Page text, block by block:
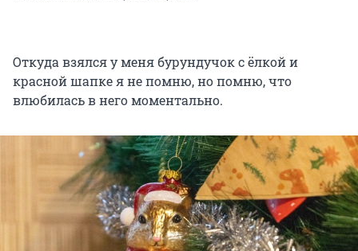
Откуда взялся у меня бурундучок с ёлкой и
красной шапке я не помню, но помню, что
влюбилась в него моментально.